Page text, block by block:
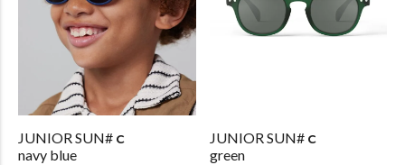
JUNIOR SUN#ｃ
navy blue
JUNIOR SUN#ｃ
green